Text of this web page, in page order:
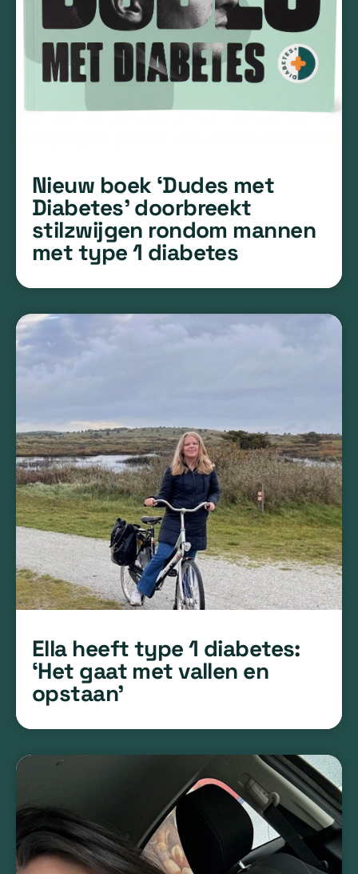
Nieuw boek ‘Dudes met
Diabetes’ doorbreekt
stilzwijgen rondom mannen
met type 1 diabetes
Ella heeft type 1 diabetes:
‘Het gaat met vallen en
opstaan’